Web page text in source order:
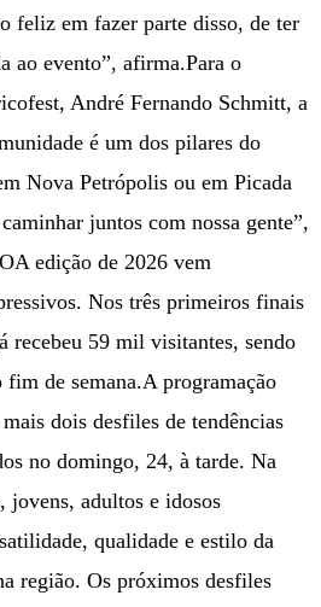
feliz em fazer parte disso, de ter
ao evento”, afirma.Para o
André Fernando Schmitt, a
é um dos pilares do
Nova Petrópolis ou em Picada
juntos com nossa gente”,
edição de 2026 vem
Nos três primeiros finais
recebeu 59 mil visitantes, sendo
de semana.A programação
dois desfiles de tendências
no domingo, 24, à tarde. Na
jovens, adultos e idosos
qualidade e estilo da
região. Os próximos desfiles